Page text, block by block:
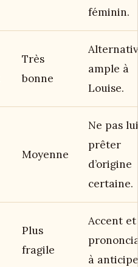
féminin.
Très
bonne
ample à
Louise.
Moyenne
Ne pas lui
prêter
d’origine
certaine.
Plus
fragile
Accent et
à